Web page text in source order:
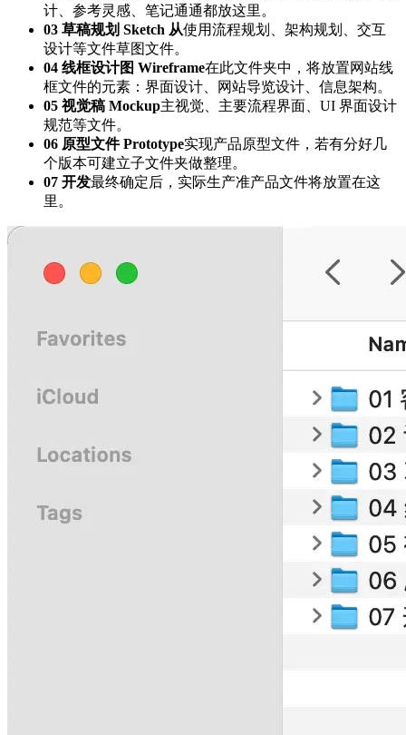
计、参考灵感、笔记通通都放这里。
03 草稿规划 Sketch 从使用流程规划、架构规划、交互
设计等文件草图文件。
04 线框设计图 Wireframe在此文件夹中，将放置网站线
框文件的元素：界面设计、网站导览设计、信息架构。
05 视觉稿 Mockup主视觉、主要流程界面、UI 界面设计
规范等文件。
06 原型文件 Prototype实现产品原型文件，若有分好几
个版本可建立子文件夹做整理。
07 开发最终确定后，实际生产准产品文件将放置在这
里。